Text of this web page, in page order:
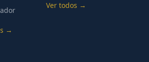
→
Ver todos →